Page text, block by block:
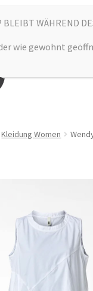
Kleidung Women
WÄHREND
wie gewohnt